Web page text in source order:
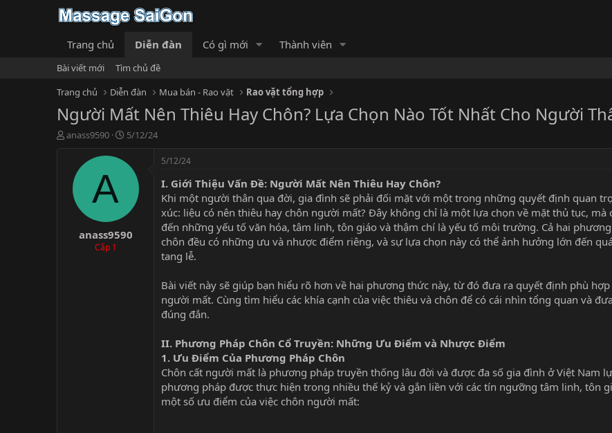
Trang chủ Diễn đàn Có gì mới Thành viên
Bài viết mới
Tìm chủ đề
Trang chủ
Diễn đàn Mua bán - Rao vặt Rao vặt tổng hợp
Người Mất Nên Thiêu Hay Chôn? Lựa Chọn Nào Tốt Nhất Cho Người
T
anass9590
N
5/12/24
A
anass9590
Cấp 1
5/12/24
I. Giới Thiệu Vấn Đề: Người Mất Nên Thiêu Hay Chôn?
Khi một người thân qua đời, gia đình sẽ phải đối mặt với một trong những quyết định quan
xúc: liệu có nên thiêu hay chôn người mất? Đây không chỉ là một lựa chọn về mặt thủ tục, mà
đến những yếu tố văn hóa, tâm linh, tôn giáo và thậm chí là yếu tố môi trường. Cả hai
chôn đều có những ưu và nhược điểm riêng, và sự lựa chọn này có thể ảnh hưởng lớn đến
tang lễ.
Bài viết này sẽ giúp bạn hiểu rõ hơn về hai phương thức này, từ đó đưa ra quyết định phù
người mất. Cùng tìm hiểu các khía cạnh của việc thiêu và chôn để có cái nhìn tổng quan và
đúng đắn.
II. Phương Pháp Chôn Cổ Truyền: Những Ưu Điểm và Nhược Điểm
1. Ưu Điểm Của Phương Pháp Chôn
Chôn cất người mất là phương pháp truyền thống lâu đời và được đa số gia đình ở Việt Nam
phương pháp được thực hiện trong nhiều thế kỷ và gắn liền với các tín ngưỡng tâm linh, tôn
một số ưu điểm của việc chôn người mất: